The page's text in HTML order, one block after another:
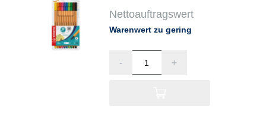
Nettoauftragswert
Warenwert zu gering
- +